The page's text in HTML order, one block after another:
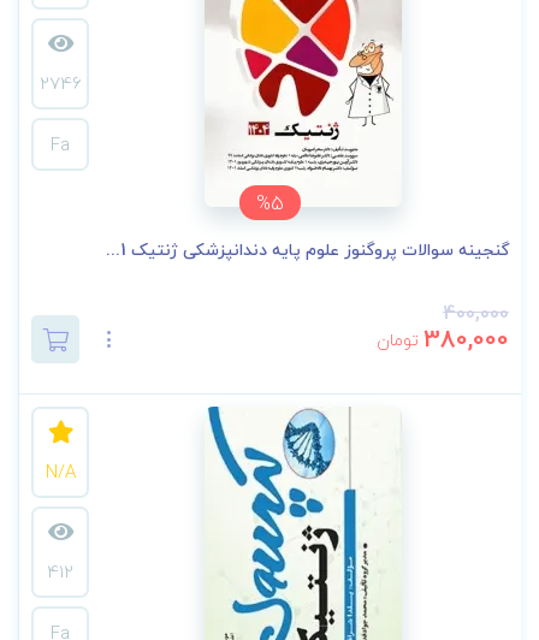
%5
2746
Fa
گنجینه سوالات پروگنوز علوم پایه دندانپزشکی ژنتیک 1...
400,000
380,000 تومان
N/A
412
Fa